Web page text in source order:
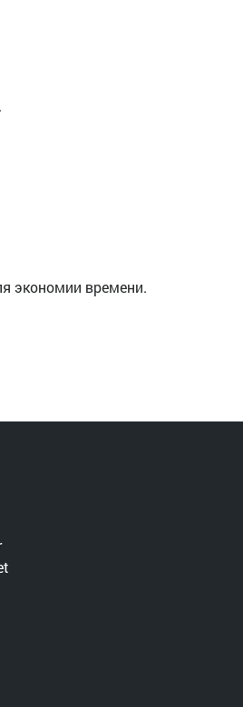
экономии времени.